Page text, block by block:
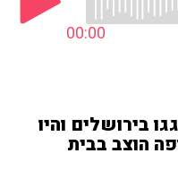
00:00
בירושלים והיו
הוצב בבית